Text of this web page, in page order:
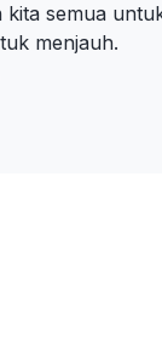
kita semua
menjauh.